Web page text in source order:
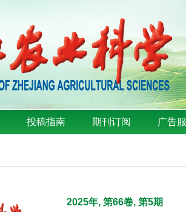
投稿指南 期刊订阅 广告
2025年, 第66卷, 第5期